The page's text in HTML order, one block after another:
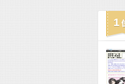
1